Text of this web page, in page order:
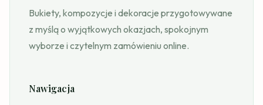
Bukiety, kompozycje i dekoracje przygotowywane
z myślą o wyjątkowych okazjach, spokojnym
wyborze i czytelnym zamówieniu online.
Nawigacja